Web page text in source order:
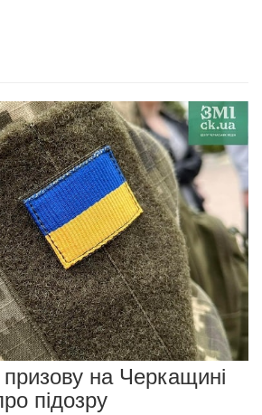
призову на Черкащині
підозру